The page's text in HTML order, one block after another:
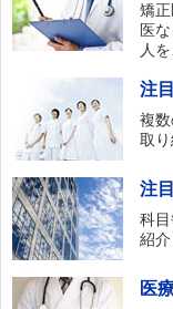
矯
医
人
注
複
取
注
科
紹介
医